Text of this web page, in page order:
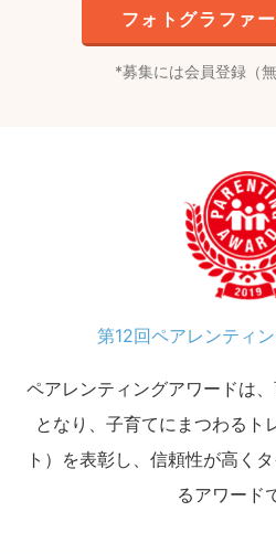
フォトグラファ
募集には会員登録（
第12回ペアレンティ
ペアレンティングアワードは
となり、子育てにまつわるト
ト）を表彰し、信頼性が高く
るアワード